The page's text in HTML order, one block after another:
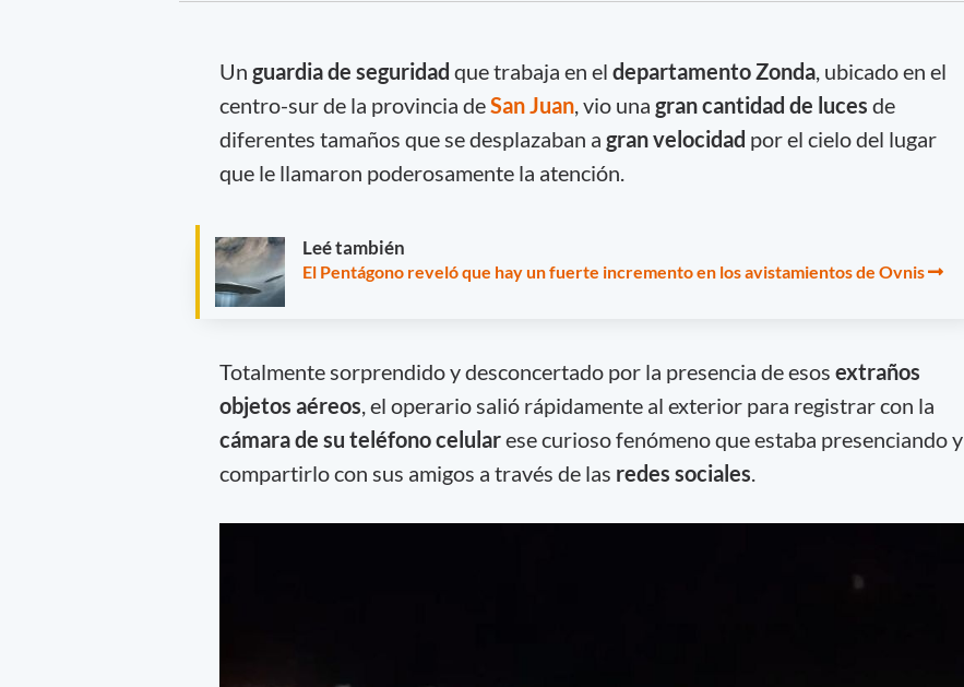
Un guardia de seguridad que trabaja en el departamento Zonda, ubicado en el
centro-sur de la provincia deSan Juan, vio una gran cantidad de luces de
diferentes tamaños que se desplazaban a gran velocidad por el cielo del lugar
que le llamaron poderosamente la atención.
Leé también
El Pentágono reveló que hay un fuerte incremento en los avistamientos de Ovnis
Totalmente sorprendido y desconcertado por la presencia de esos extraños
objetos aéreos , el operario salió rápidamente al exterior para registrar con la
cámara de su teléfono celularese curioso fenómeno que estaba presenciando y
compartirlo con sus amigos a través de las redes sociales